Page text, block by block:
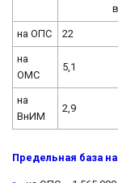
на ОПС 22
на
ОМС
5,1
на
ВнИМ
2,9
Предельная база